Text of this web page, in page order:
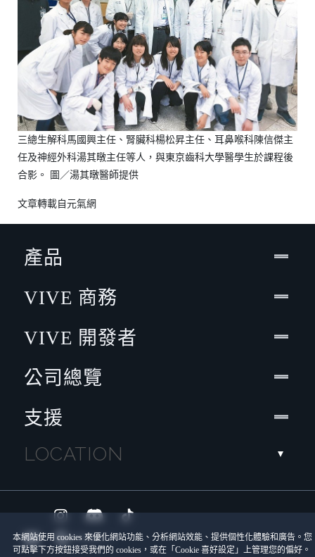
三總生解科馬國興主任、腎臟科楊松昇主任、耳鼻喉科陳信傑主
任及神經外科湯其暾主任等人，與東京齒科大學醫學生於課程後
合影。 圖／湯其暾醫師提供
文章轉載自 元氣網
本網站使用 cookies 來優化網站功能、分析網站效能、提供個性化體驗和廣告。您
可點擊下方按鈕接受我們的 cookies，或在「Cookie 喜好設定」上管理您的偏好。
產品
VIVE 商務
VIVE 開發者
公司總覽
支援
LOCATION